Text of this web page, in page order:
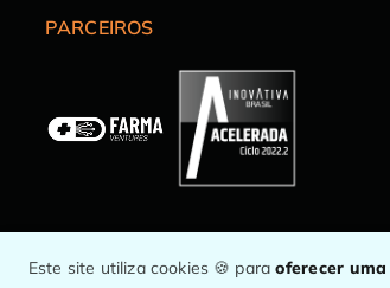
PARCEIROS
Este site utiliza cookies 🍪 paraoferecer